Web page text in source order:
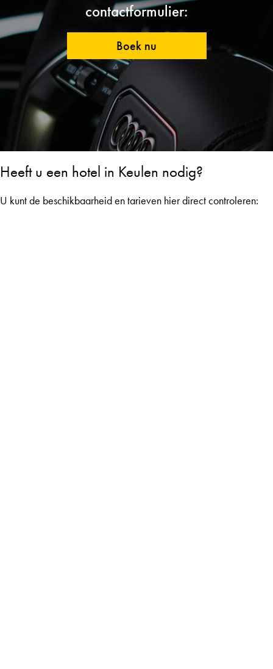
contactformulier:
Boek nu
Heeft u een hotel in Keulen nodig?
U kunt de beschikbaarheid en tarieven hier direct controleren: